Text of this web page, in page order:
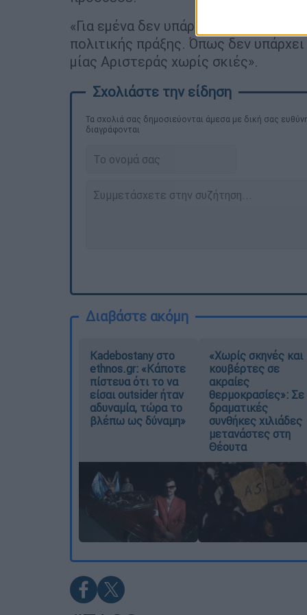
«Για εμένα δεν υπάρχει δίλημμα
πολιτικής πράξης. Όπως δεν
μίας Αριστεράς χωρίς σκιές».
Τα σχολιά σας δημοσιεύονται άμεσα με δική σας
διαγράφονται
Διαβάστε ακόμη
Kadebostany στο
ethnos.gr: «Κάποτε
πίστευα ότι το να
είσαι outsider ήταν
αδυναμία, τώρα το
βλέπω ως δύναμη»
«Χωρίς σκηνές και
κουβέρτες σε
ακραίες
θερμοκρασίες»: Σε
δραματικές
συνθήκες χιλιάδες
μετανάστες στη
Θέουτα